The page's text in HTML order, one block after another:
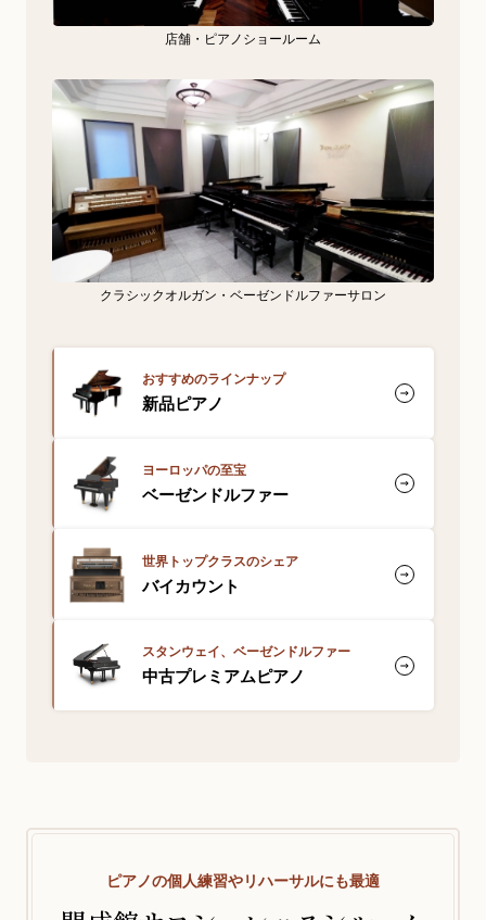
店舗・ピアノショールーム
クラシックオルガン・ベーゼンドルファーサロン
おすすめのラインナップ
新品ピアノ
ヨーロッパの至宝
ベーゼンドルファー
世界トップクラスのシェア
バイカウント
スタンウェイ、ベーゼンドルファー
中古プレミアムピアノ
ピアノの個人練習やリハーサルにも最適